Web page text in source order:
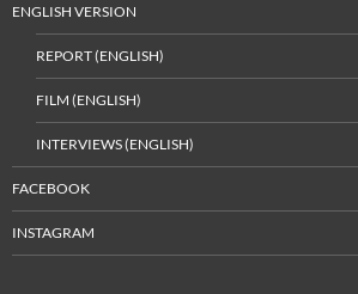
ENGLISH VERSION
REPORT (ENGLISH)
FILM (ENGLISH)
INTERVIEWS (ENGLISH)
FACEBOOK
INSTAGRAM